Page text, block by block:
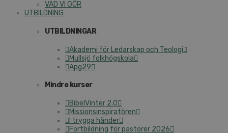
VAD VI GÖR
UTBILDNING
UTBILDNINGAR
Akademi för Ledarskap och Teologi
Mullsjö folkhögskola
Apg29
Mindre kurser
BibelVinter 2.0
Missionsinspiratören
I trygga händer
Fortbildning för pastorer 2026